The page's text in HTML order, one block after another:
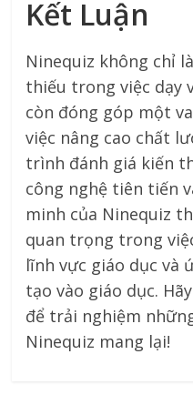
Kết Luận
Ninequiz không chỉ
thiếu trong việc dạy
còn đóng góp một
việc nâng cao chất
trình đánh giá kiến
công nghệ tiên tiến
minh của Ninequiz
quan trọng trong
lĩnh vực giáo dục và
tạo vào giáo dục.
để trải nghiệm
Ninequiz mang lại!